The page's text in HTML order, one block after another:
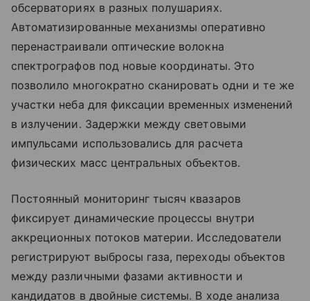
обсерваториях в разных полушариях.
Автоматизированные механизмы оперативно
перенастраивали оптические волокна
спектрографов под новые координаты. Это
позволило многократно сканировать одни и те же
участки неба для фиксации временных изменений
в излучении. Задержки между световыми
импульсами использовались для расчета
физических масс центральных объектов.
Постоянный мониторинг тысяч квазаров
фиксирует динамические процессы внутри
аккреционных потоков материи. Исследователи
регистрируют выбросы газа, переходы объектов
между различными фазами активности и
кандидатов в двойные системы. В ходе анализа